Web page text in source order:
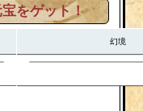
をゲット！
幻境